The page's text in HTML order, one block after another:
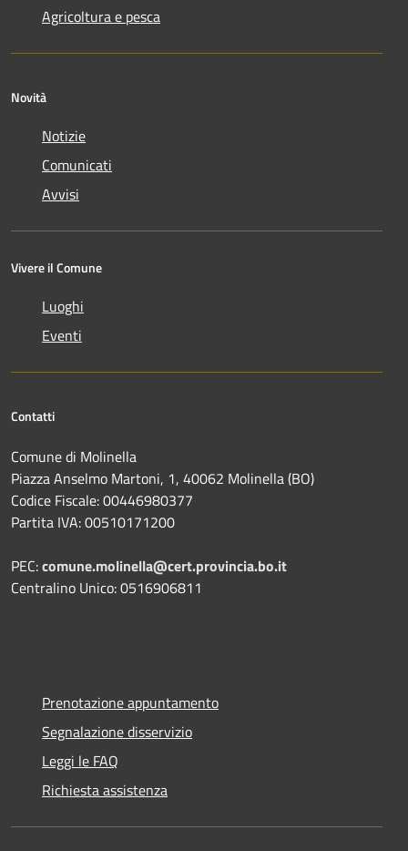
Agricoltura e pesca
Novità
Notizie
Comunicati
Avvisi
Vivere il Comune
Luoghi
Eventi
Contatti
Comune di Molinella
Piazza Anselmo Martoni, 1, 40062 Molinella (BO)
Codice Fiscale: 00446980377
Partita IVA: 00510171200
PEC:comune.molinella@cert.provincia.bo.it
Centralino Unico: 0516906811
Prenotazione appuntamento
Segnalazione disservizio
Leggi le FAQ
Richiesta assistenza